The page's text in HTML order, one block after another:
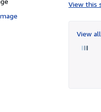
View this
View all